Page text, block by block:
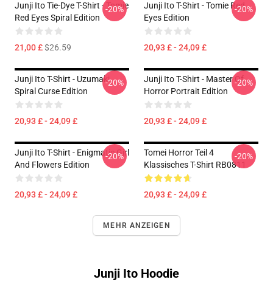
Junji Ito Tie-Dye T-Shirt - Tomie
Red Eyes Spiral Edition
21,00 £$26.59
-20%
Junji Ito T-Shirt - Tomie Red
Eyes Edition
20,93 £ - 24,09 £
-20%
Junji Ito T-Shirt - Uzumaki
Spiral Curse Edition
20,93 £ - 24,09 £
-20%
Junji Ito T-Shirt - Master Of
Horror Portrait Edition
20,93 £ - 24,09 £
-20%
Junji Ito T-Shirt - Enigmatic Girl
And Flowers Edition
20,93 £ - 24,09 £
-20%
Tomei Horror Teil 4
Klassisches T-Shirt RB0811
20,93 £ - 24,09 £
-20%
MEHR ANZEIGEN
Junji Ito Hoodie